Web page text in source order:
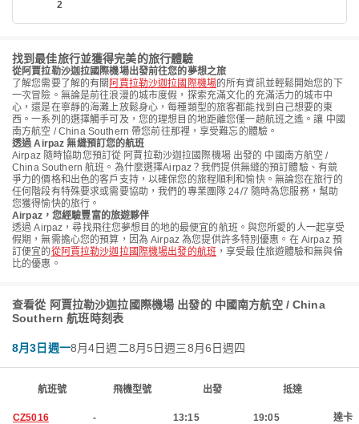
2
找到最佳旅行並獲得完美的旅行體驗
從阿賈拉勒沙迦拉國際機場出發前往您的夢想之旅
了解您需要了解的有關 阿賈拉勒沙迦拉國際機場的所有資訊並輕鬆開始您的下
一次冒險。無論是前往浪漫的城市度假，探索充滿文化的充滿活力的城市中
心，還是在寧靜的海灘上放鬆身心，每種類型的旅客都能找到自己想要的東
西。一系列的選擇觸手可及，您的理想目的地距離您僅一趟航班之遙。讓 中國
南方航空 / China Southern 帶您前往那裡，享受難忘的體驗。
透過 Airpaz 無縫預訂您的航班
Airpaz 隨時協助您預訂從 阿賈拉勒沙迦拉國際機場 出發的 中國南方航空 /
China Southern 航班。為什麼選擇Airpaz？我們提供無縫的預訂體驗、有競
爭力的價格和出色的客戶支持，以確保您的旅程順利和愉快。無論您在旅行的
任何階段有特殊要求或需要協助，我們的專業團隊 24/7 隨時為您服務，幫助
您獲得愉快的旅行。
Airpaz，您經驗豐富的旅遊夥伴
透過 Airpaz，尋找飛往您夢想目的地的最便宜的航班。與您所愛的人一起享受
假期，無需擔心您的預算，因為 Airpaz 為您提供許多特別優惠。在 Airpaz 預
訂便宜的從阿賈拉勒沙迦拉國際機場出發的航班 ，享受最佳旅遊體驗和無與倫
比的優惠。
查看從 阿賈拉勒沙迦拉國際機場 出發的 中國南方航空 / China
Southern 航班時刻表
8月3日週一8月4日週二8月5日週三8月6日週四
航班號 飛機型號 出發 抵達
CZ5016 - 13:15 19:05 達卡